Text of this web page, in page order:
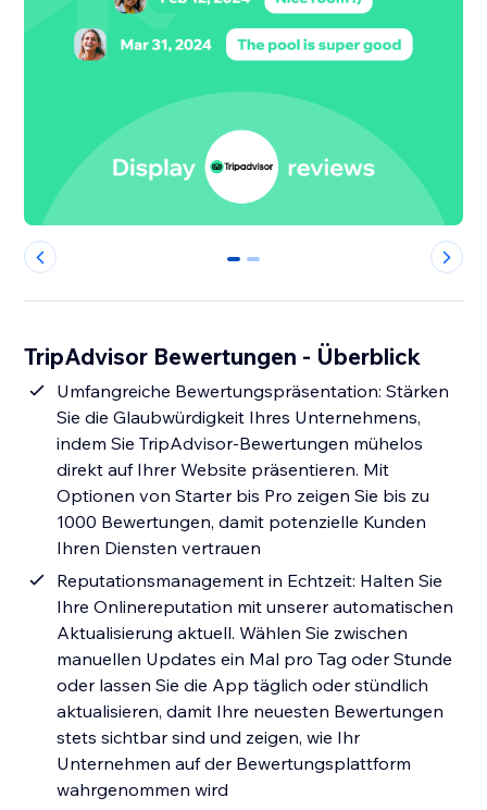
0 1
TripAdvisor Bewertungen - Überblick
Umfangreiche Bewertungspräsentation: Stärken
Sie die Glaubwürdigkeit Ihres Unternehmens,
indem Sie TripAdvisor-Bewertungen mühelos
direkt auf Ihrer Website präsentieren. Mit
Optionen von Starter bis Pro zeigen Sie bis zu
1000 Bewertungen, damit potenzielle Kunden
Ihren Diensten vertrauen
Reputationsmanagement in Echtzeit: Halten Sie
Ihre Onlinereputation mit unserer automatischen
Aktualisierung aktuell. Wählen Sie zwischen
manuellen Updates ein Mal pro Tag oder Stunde
oder lassen Sie die App täglich oder stündlich
aktualisieren, damit Ihre neuesten Bewertungen
stets sichtbar sind und zeigen, wie Ihr
Unternehmen auf der Bewertungsplattform
wahrgenommen wird